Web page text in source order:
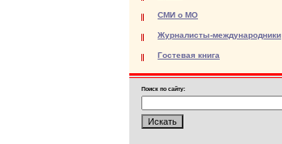
СМИ о МО
Журналисты-международники
Гостевая книга
Поиск по сайту: